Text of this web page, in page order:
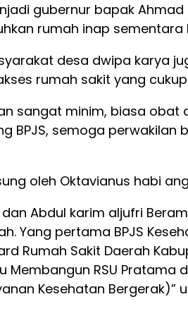
gubernur bapak
rumah inap
desa dwipa karya
rumah sakit yang
sangat minim, biasa
BPJS, semoga
oleh Oktavianus habi
Abdul karim aljufri
Yang pertama BPJS
Rumah Sakit Daerah
Membangun RSU Pratama
Kesehatan Bergerak)”